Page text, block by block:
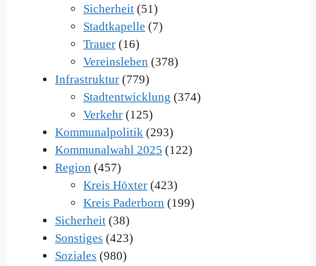
Sicherheit (51)
Stadtkapelle (7)
Trauer (16)
Vereinsleben (378)
Infrastruktur (779)
Stadtentwicklung (374)
Verkehr (125)
Kommunalpolitik (293)
Kommunalwahl 2025 (122)
Region (457)
Kreis Höxter (423)
Kreis Paderborn (199)
Sicherheit (38)
Sonstiges (423)
Soziales (980)